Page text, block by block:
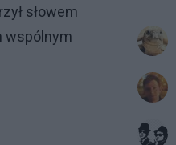
słowem
wspólnym